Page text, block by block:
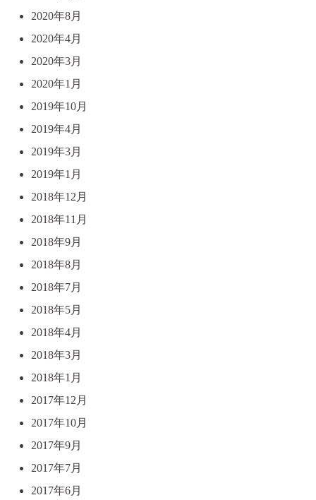
2020年8月
2020年4月
2020年3月
2020年1月
2019年10月
2019年4月
2019年3月
2019年1月
2018年12月
2018年11月
2018年9月
2018年8月
2018年7月
2018年5月
2018年4月
2018年3月
2018年1月
2017年12月
2017年10月
2017年9月
2017年7月
2017年6月